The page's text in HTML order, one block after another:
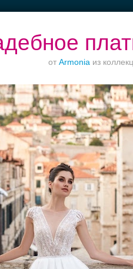
от Armonia из
залы до
Банкет до 1500 руб.
Свадебные платья Банкет